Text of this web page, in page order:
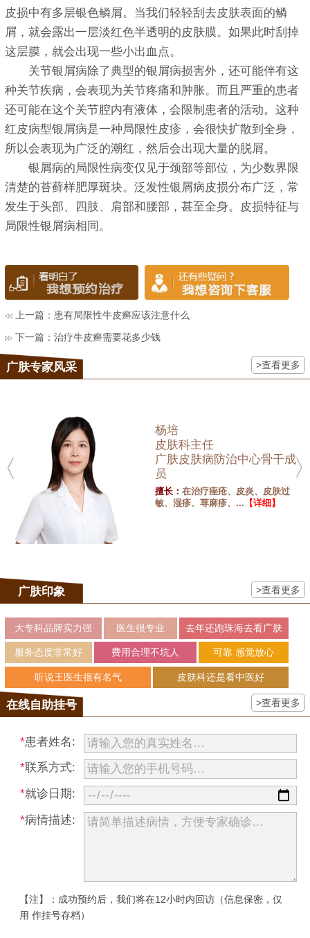
皮损中有多层银色鳞屑。当我们轻轻刮去皮肤表面的鳞
屑，就会露出一层淡红色半透明的皮肤膜。如果此时刮掉
这层膜，就会出现一些小出血点。
关节银屑病除了典型的银屑病损害外，还可能伴有这
种关节疾病，会表现为关节疼痛和肿胀。而且严重的患者
还可能在这个关节腔内有液体，会限制患者的活动。这种
红皮病型银屑病是一种局限性皮疹，会很快扩散到全身，
所以会表现为广泛的潮红，然后会出现大量的脱屑。
银屑病的局限性病变仅见于颈部等部位，为少数界限
清楚的苔藓样肥厚斑块。泛发性银屑病皮损分布广泛，常
发生于头部、四肢、肩部和腰部，甚至全身。皮损特征与
局限性银屑病相同。
上一篇： 患有局限性牛皮癣应该注意什么
下一篇：治疗牛皮癣需要花多少钱
广肤专家风采 >查看更多
杨培
皮肤科主任
广肤皮肤病防治中心骨干成
员
擅长：在治疗痤疮、皮炎、皮肤过
敏、湿疹、荨麻疹、... 【详细】
广肤印象 >查看更多
大专科品牌实力强 医生很专业 去年还跑珠海去看广肤
服务态度非常好 费用合理不坑人 可靠 感觉放心
听说王医生很有名气 皮肤科还是看中医好
在线自助挂号 >查看更多
*患者姓名:
*联系方式:
*就诊日期:
*病情描述:
【注】：成功预约后，我们将在12小时内回访（信息保密，仅
用 作挂号存档）